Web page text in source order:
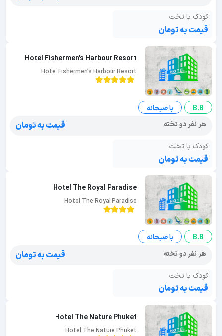
کودک با تخت
قیمت به تومان
Hotel Fishermen’s Harbour Resort
Hotel Fishermen’s Harbour Resort
B.B
با صبحانه
هر نفر دو تخته
قیمت به تومان
کودک با تخت
قیمت به تومان
Hotel The Royal Paradise
Hotel The Royal Paradise
B.B
با صبحانه
هر نفر دو تخته
قیمت به تومان
کودک با تخت
قیمت به تومان
Hotel The Nature Phuket
Hotel The Nature Phuket